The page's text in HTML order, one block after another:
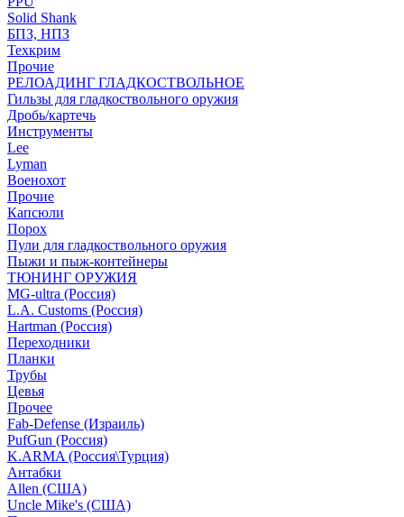
Solid Shank
БПЗ, НПЗ
Техкрим
Прочие
РЕЛОАДИНГ ГЛАДКОСТВОЛЬНОЕ
Гильзы для гладкоствольного оружия
Дробь/картечь
Инструменты
Lee
Lyman
Военохот
Прочие
Капсюли
Порох
Пули для гладкоствольного оружия
Пыжи и пыж-контейнеры
ТЮНИНГ ОРУЖИЯ
MG-ultra (Россия)
L.A. Customs (Россия)
Hartman (Россия)
Переходники
Планки
Трубы
Цевья
Прочее
Fab-Defense (Израиль)
PufGun (Россия)
K.ARMA (Россия\Турция)
Антабки
Allen (США)
Uncle Mike's (США)